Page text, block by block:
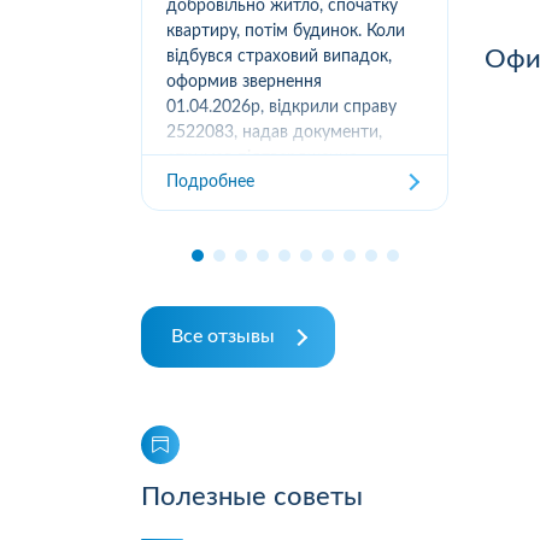
добровільно житло, спочатку
квартиру, потім будинок. Коли
відбувся страховий випадок,
оформив звернення
01.04.2026р, відкрили справу
2522083, надав документи,
отримав підтвердження
отримання, взяли в роботу. 2
місяці жодного повідомлення
Подробнее
Все отзывы
Полезные советы